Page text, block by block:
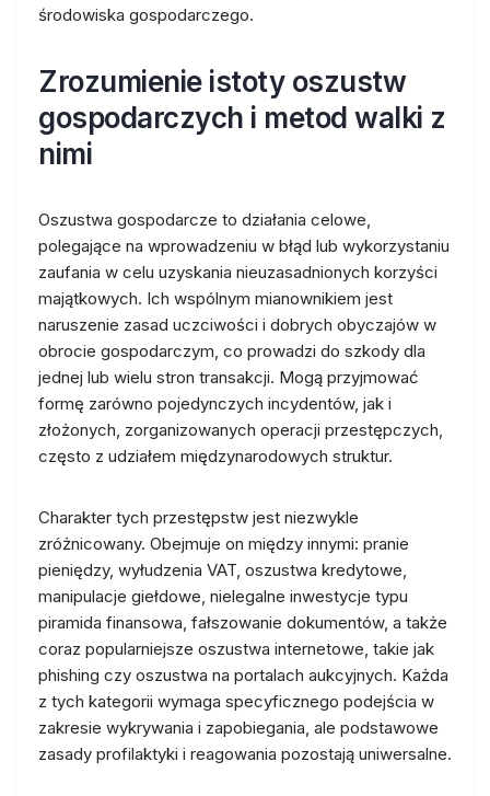
środowiska gospodarczego.
Zrozumienie istoty oszustw
gospodarczych i metod walki z
nimi
Oszustwa gospodarcze to działania celowe,
polegające na wprowadzeniu w błąd lub wykorzystaniu
zaufania w celu uzyskania nieuzasadnionych korzyści
majątkowych. Ich wspólnym mianownikiem jest
naruszenie zasad uczciwości i dobrych obyczajów w
obrocie gospodarczym, co prowadzi do szkody dla
jednej lub wielu stron transakcji. Mogą przyjmować
formę zarówno pojedynczych incydentów, jak i
złożonych, zorganizowanych operacji przestępczych,
często z udziałem międzynarodowych struktur.
Charakter tych przestępstw jest niezwykle
zróżnicowany. Obejmuje on między innymi: pranie
pieniędzy, wyłudzenia VAT, oszustwa kredytowe,
manipulacje giełdowe, nielegalne inwestycje typu
piramida finansowa, fałszowanie dokumentów, a także
coraz popularniejsze oszustwa internetowe, takie jak
phishing czy oszustwa na portalach aukcyjnych. Każda
z tych kategorii wymaga specyficznego podejścia w
zakresie wykrywania i zapobiegania, ale podstawowe
zasady profilaktyki i reagowania pozostają uniwersalne.